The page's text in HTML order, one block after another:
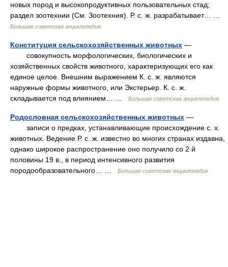
новых пород и высокопродуктивных пользовательных стад;
раздел зоотехнии (См. Зоотехния). Р. с. ж. разрабатывает… …
Большая советская энциклопедия
Конституция сельскохозяйственных животных —
совокупность морфологических, биологических и
хозяйственных свойств животного, характеризующих его как
единое целое. Внешним выражением К. с. ж. являются
наружные формы животного, или Экстерьер. К. с. ж.
складывается под влиянием… …
Большая советская энциклопедия
Родословная сельскохозяйственных животных —
записи о предках, устанавливающие происхождение с. х.
животных. Ведение Р. с. ж. известно во многих странах издавна,
однако широкое распространение оно получило со 2 й
половины 19 в., в период интенсивного развития
породообразовательного… …
Большая советская энциклопедия